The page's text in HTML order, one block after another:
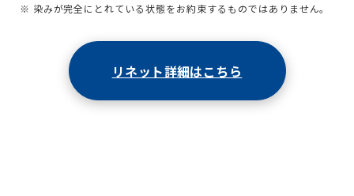
※ 染みが完全にとれている状態をお約束するものではありません。
リネット詳細はこちら